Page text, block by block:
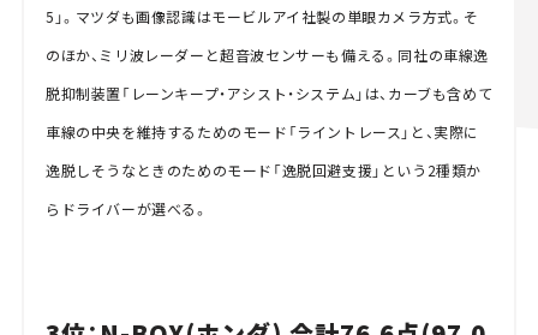
5」。マツダも画像認識はモービルアイ社製の単眼カメラ⽅式。そ
のほか、ミリ波レーダーと超⾳波センサーも備える。同社の⾞線逸
脱抑制装置「レーンキープ・アシスト・システム」は、カーブも含めて
⾞線の中央を維持するためのモード「ライントレース」と、実際に
逸脱しそうなときのためのモード「逸脱回避⽀援」という2種類か
らドライバーが選べる。